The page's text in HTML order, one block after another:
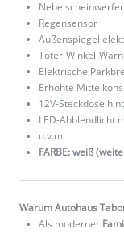
Nebelscheinwerfer
Regensensor
Außenspiegel
Toter-Winkel-
Elektrische
Erhöhte
12V-Steckdose
LED-Abblendlicht
u.v.m.
FARBE: weiß
Warum Autohaus
Als moderner